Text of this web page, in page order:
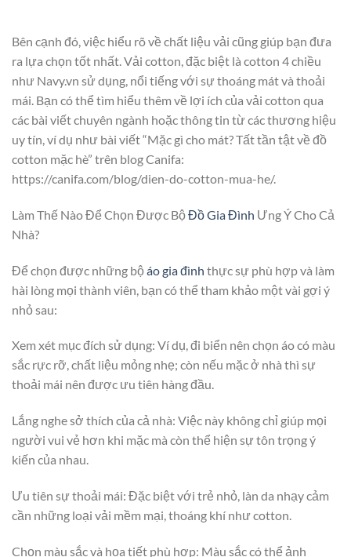
Bên cạnh đó, việc hiểu rõ về chất liệu vải cũng giúp bạn đưa
ra lựa chọn tốt nhất. Vải cotton, đặc biệt là cotton 4 chiều
như Navy.vn sử dụng, nổi tiếng với sự thoáng mát và thoải
mái. Bạn có thể tìm hiểu thêm về lợi ích của vải cotton qua
các bài viết chuyên ngành hoặc thông tin từ các thương hiệu
uy tín, ví dụ như bài viết “Mặc gì cho mát? Tất tần tật về đồ
cotton mặc hè” trên blog Canifa:
https://canifa.com/blog/dien-do-cotton-mua-he/.
Làm Thế Nào Để Chọn Được BộĐồ Gia Đình Ưng Ý Cho Cả
Nhà?
Để chọn được những bộáo gia đình thực sự phù hợp và làm
hài lòng mọi thành viên, bạn có thể tham khảo một vài gợi ý
nhỏ sau:
Xem xét mục đích sử dụng: Ví dụ, đi biển nên chọn áo có màu
sắc rực rỡ, chất liệu mỏng nhẹ; còn nếu mặc ở nhà thì sự
thoải mái nên được ưu tiên hàng đầu.
Lắng nghe sở thích của cả nhà: Việc này không chỉ giúp mọi
người vui vẻ hơn khi mặc mà còn thể hiện sự tôn trọng ý
kiến của nhau.
Ưu tiên sự thoải mái: Đặc biệt với trẻ nhỏ, làn da nhạy cảm
cần những loại vải mềm mại, thoáng khí như cotton.
Chọn màu sắc và họa tiết phù hợp: Màu sắc có thể ảnh